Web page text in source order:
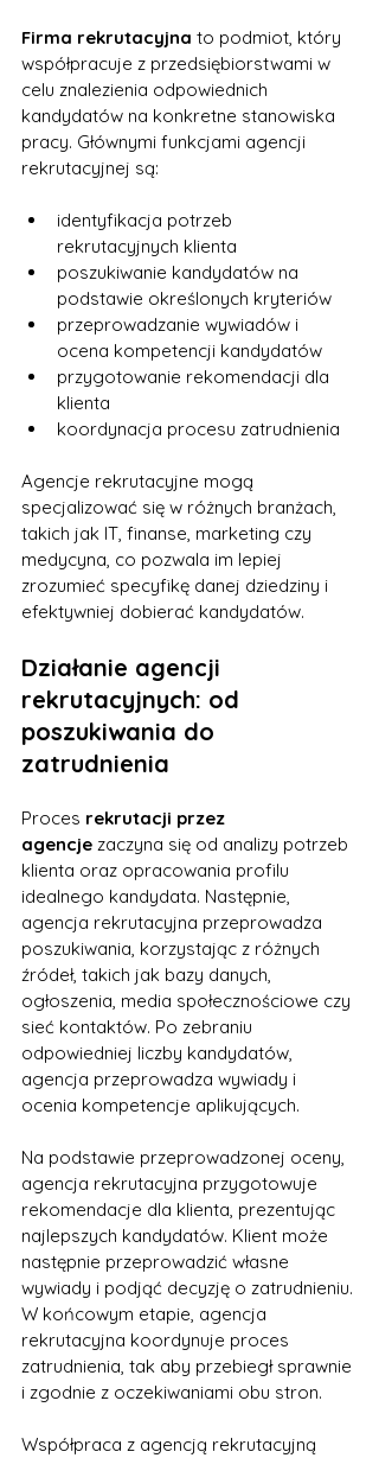
Firma rekrutacyjna to podmiot, który
współpracuje z przedsiębiorstwami w
celu znalezienia odpowiednich
kandydatów na konkretne stanowiska
pracy. Głównymi funkcjami agencji
rekrutacyjnej są:
identyfikacja potrzeb
rekrutacyjnych klienta
poszukiwanie kandydatów na
podstawie określonych kryteriów
przeprowadzanie wywiadów i
ocena kompetencji kandydatów
przygotowanie rekomendacji dla
klienta
koordynacja procesu zatrudnienia
Agencje rekrutacyjne mogą
specjalizować się w różnych branżach,
takich jak IT, finanse, marketing czy
medycyna, co pozwala im lepiej
zrozumieć specyfikę danej dziedziny i
efektywniej dobierać kandydatów.
Działanie agencji
rekrutacyjnych: od
poszukiwania do
zatrudnienia
Proces rekrutacji przez
agencje zaczyna się od analizy potrzeb
klienta oraz opracowania profilu
idealnego kandydata. Następnie,
agencja rekrutacyjna przeprowadza
poszukiwania, korzystając z różnych
źródeł, takich jak bazy danych,
ogłoszenia, media społecznościowe czy
sieć kontaktów. Po zebraniu
odpowiedniej liczby kandydatów,
agencja przeprowadza wywiady i
ocenia kompetencje aplikujących.
Na podstawie przeprowadzonej oceny,
agencja rekrutacyjna przygotowuje
rekomendacje dla klienta, prezentując
najlepszych kandydatów. Klient może
następnie przeprowadzić własne
wywiady i podjąć decyzję o zatrudnieniu.
W końcowym etapie, agencja
rekrutacyjna koordynuje proces
zatrudnienia, tak aby przebiegł sprawnie
i zgodnie z oczekiwaniami obu stron.
Współpraca z agencją rekrutacyjną